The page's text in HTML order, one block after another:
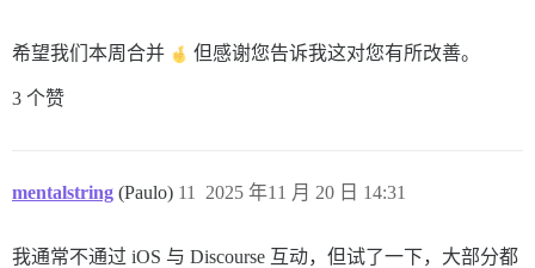
希望我们本周合并 但感谢您告诉我这对您有所改善。
3 个赞
mentalstring (Paulo) 2025 年11 月 20 日 14:31
11
我通常不通过 iOS 与 Discourse 互动，但试了一下，大部分都